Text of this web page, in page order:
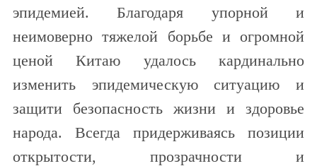
эпидемией. Благодаря упорной и
неимоверно тяжелой борьбе и огромной
ценой Китаю удалось кардинально
изменить эпидемическую ситуацию и
защити безопасность жизни и здоровье
народа. Всегда придерживаясь позиции
открытости, прозрачности и